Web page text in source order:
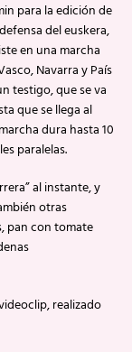
para la edición de
del euskera,
en una marcha
Navarra y País
testigo, que se va
que se llega al
dura hasta 10
paralelas.
al instante, y
otras
pan con tomate
realizado